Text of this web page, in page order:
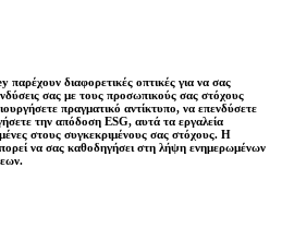
διαφορετικές οπτικές για να σας
σας με τους προσωπικούς σας στόχους
πραγματικό αντίκτυπο, να επενδύσετε
την απόδοση ESG, αυτά τα εργαλεία
στους συγκεκριμένους σας στόχους. Η
να σας καθοδηγήσει στη λήψη ενημερωμένων